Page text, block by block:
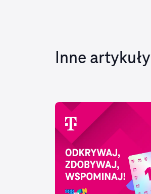
Inne artykuły